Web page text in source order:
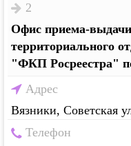
2
Офис приема-
территориального
"ФКП Росреестра"
Адрес
Вязники, Советская
Телефон